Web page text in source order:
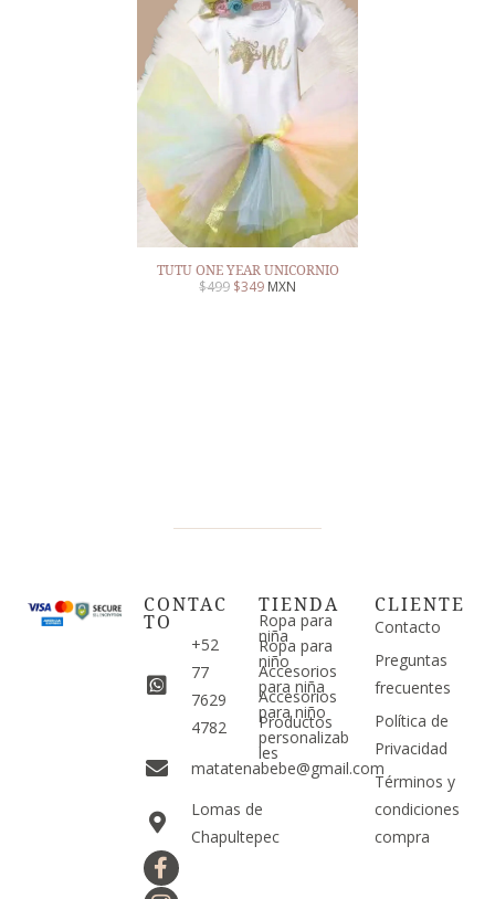
TUTU ONE YEAR UNICORNIO
$499 $349 MXN
CONTAC
TO
+52
77
7629
4782
matatenabebe@gmail.com
Lomas de
Chapultepec
TIENDA
Ropa para
niña
Ropa para
niño
Accesorios
para niña
Accesorios
para niño
Productos
personalizab
les
CLIENTE
Contacto
Preguntas
frecuentes
Política de
Privacidad
Términos y
condiciones
compra